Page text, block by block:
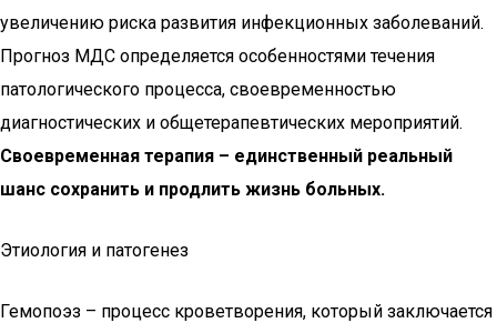
увеличению риска развития инфекционных заболеваний.
Прогноз МДС определяется особенностями течения
патологического процесса, своевременностью
диагностических и общетерапевтических мероприятий.
Своевременная терапия – единственный реальный
шанс сохранить и продлить жизнь больных.
Этиология и патогенез
Гемопоэз – процесс кроветворения, который заключается